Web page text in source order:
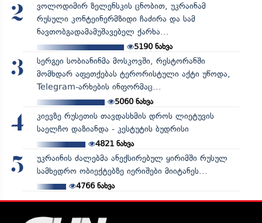
2
ვოლოდიმირ ზელენსკის ცნობით, უკრაინამ
რუსული კონტეინერმზიდი ჩაძირა და სამ
ნავთობგადამამუშავებელ ქარხა...
5190ნახვა
3
სერგეი სობიანინმა მოსკოვში, რესტორანში
მომხდარ აფეთქებას ტერორისტული აქტი უწოდა,
Telegram-არხების ინფორმაც...
5060ნახვა
4
კიევზე რუსეთის თავდასხმის დროს ლიეტუვის
საელჩო დაზიანდა - კესტუტის ბუდრისი
4821ნახვა
5
უკრაინის ძალებმა ანექსირებულ ყირიმში რუსულ
სამხედრო ობიექტებზე იერიშები მიიტანეს...
4766ნახვა